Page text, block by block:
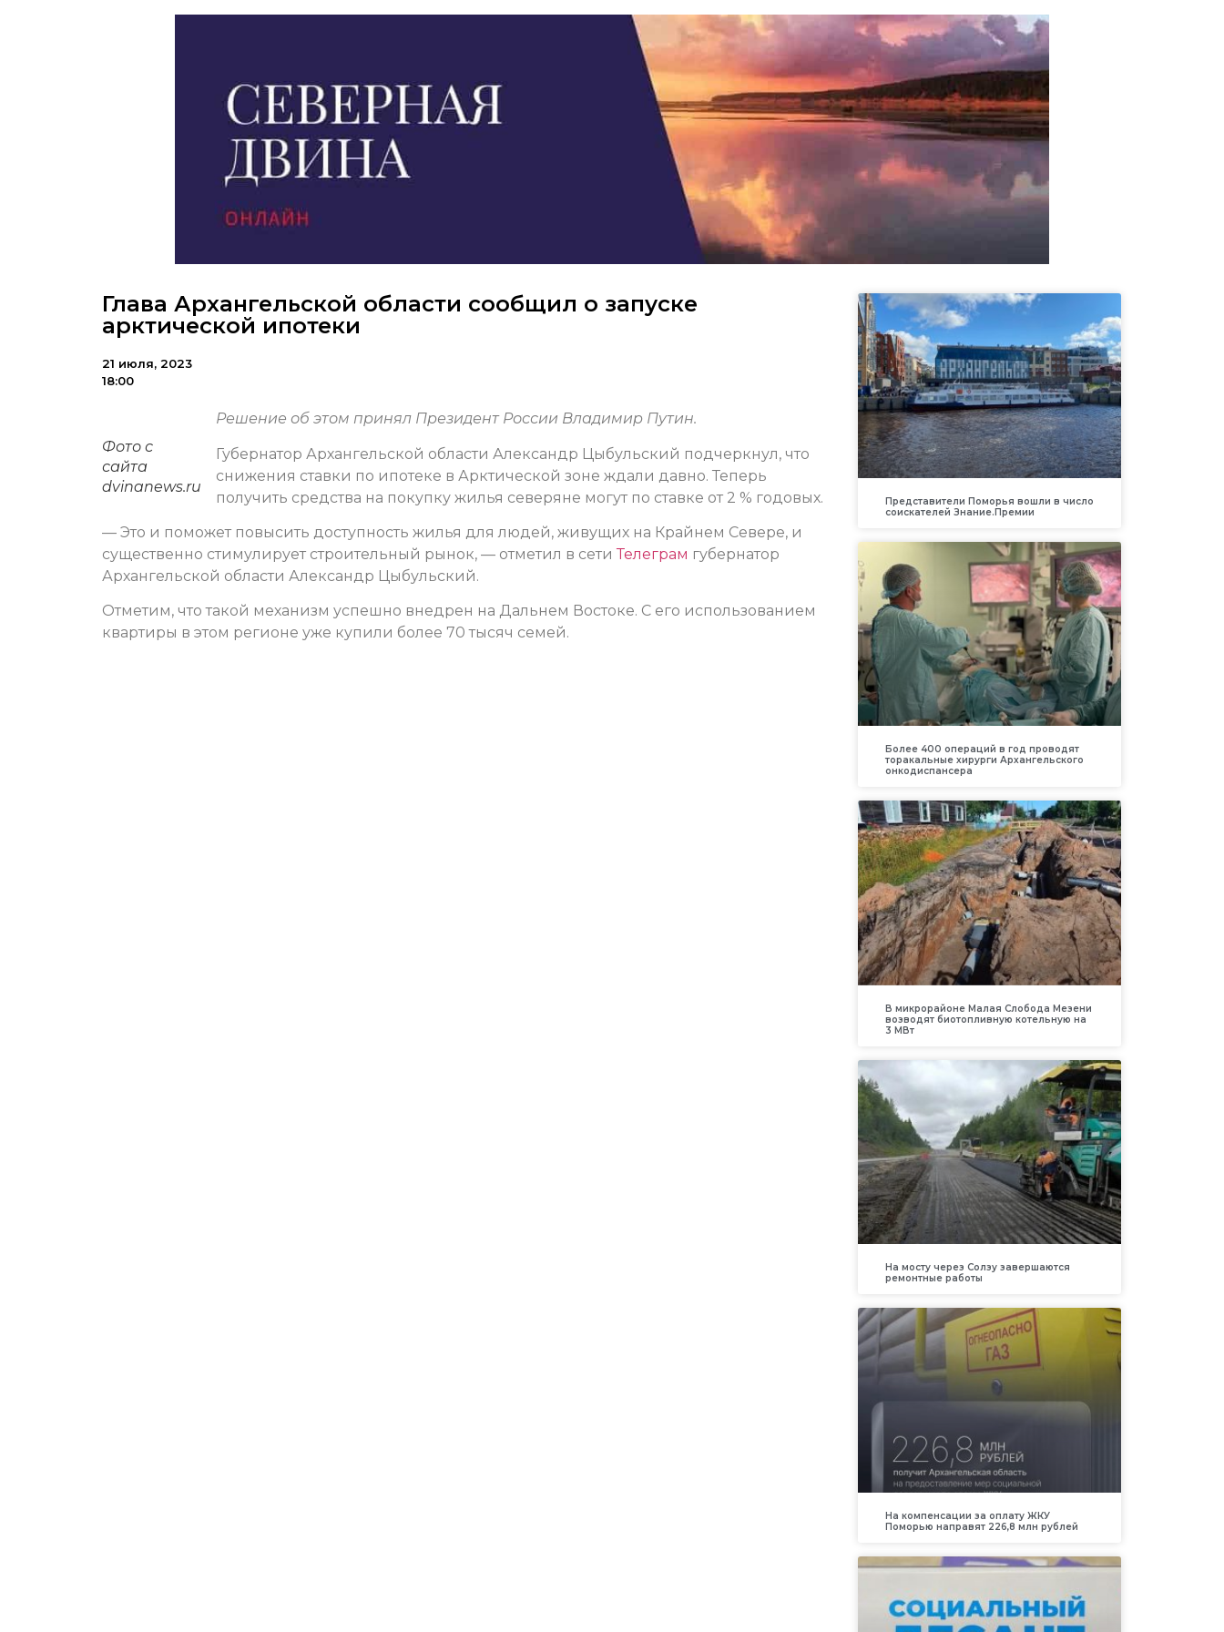
Глава Архангельской области сообщил о запуске
арктической ипотеки
21 июля, 2023
18:00
Фото с
сайта
dvinanews.ru
Решение об этом принял Президент России Владимир Путин.
Губернатор Архангельской области Александр Цыбульский подчеркнул, что
снижения ставки по ипотеке в Арктической зоне ждали давно. Теперь
получить средства на покупку жилья северяне могут по ставке от 2 % годовых.
— Это и поможет повысить доступность жилья для людей, живущих на Крайнем Севере, и
существенно стимулирует строительный рынок, — отметил в сети Телеграм губернатор
Архангельской области Александр Цыбульский.
Отметим, что такой механизм успешно внедрен на Дальнем Востоке. С его использованием
квартиры в этом регионе уже купили более 70 тысяч семей.
Представители Поморья вошли в число
соискателей Знание.Премии
Более 400 операций в год проводят
торакальные хирурги Архангельского
онкодиспансера
В микрорайоне Малая Слобода Мезени
возводят биотопливную котельную на
3 МВт
На мосту через Солзу завершаются
ремонтные работы
На компенсации за оплату ЖКУ
Поморью направят 226,8 млн рублей